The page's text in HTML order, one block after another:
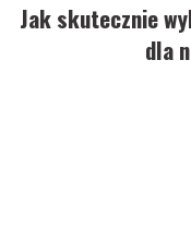
Jak skutecznie
dla